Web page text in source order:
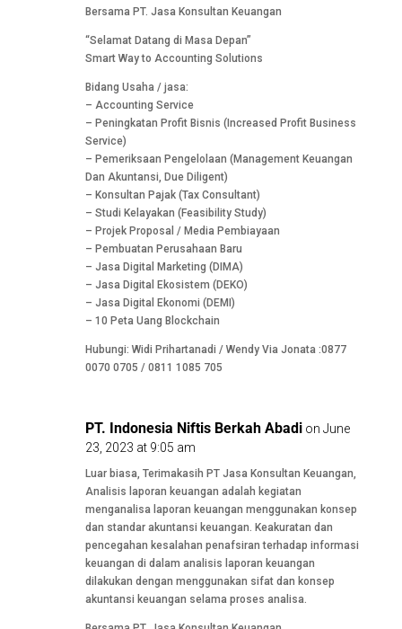
Bersama PT. Jasa Konsultan Keuangan
“Selamat Datang di Masa Depan”
Smart Way to Accounting Solutions
Bidang Usaha / jasa:
– Accounting Service
– Peningkatan Profit Bisnis (Increased Profit Business
Service)
– Pemeriksaan Pengelolaan (Management Keuangan
Dan Akuntansi, Due Diligent)
– Konsultan Pajak (Tax Consultant)
– Studi Kelayakan (Feasibility Study)
– Projek Proposal / Media Pembiayaan
– Pembuatan Perusahaan Baru
– Jasa Digital Marketing (DIMA)
– Jasa Digital Ekosistem (DEKO)
– Jasa Digital Ekonomi (DEMI)
– 10 Peta Uang Blockchain
Hubungi: Widi Prihartanadi / Wendy Via Jonata :0877
0070 0705 / 0811 1085 705
PT. Indonesia Niftis Berkah Abadi on June
23, 2023 at 9:05 am
Luar biasa, Terimakasih PT Jasa Konsultan Keuangan,
Analisis laporan keuangan adalah kegiatan
menganalisa laporan keuangan menggunakan konsep
dan standar akuntansi keuangan. Keakuratan dan
pencegahan kesalahan penafsiran terhadap informasi
keuangan di dalam analisis laporan keuangan
dilakukan dengan menggunakan sifat dan konsep
akuntansi keuangan selama proses analisa.